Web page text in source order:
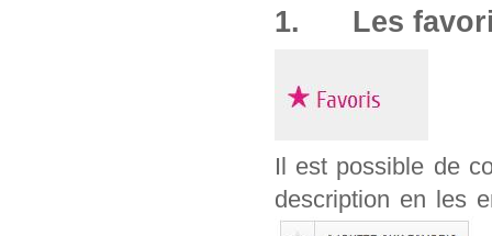
1. Les
Il est possible de
description en les